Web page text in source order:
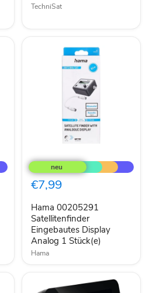
TechniSat
00205291
Satellitenfinder
Eingebautes
Display
1
Stück(e)
€7,99
Hama 00205291
Satellitenfinder
Eingebautes Display
Analog 1 Stück(e)
Hama